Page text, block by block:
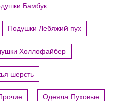
Бамбук
Подушки Лебяжий пух
Холлофайбер
шерсть
Одеяла Пуховые